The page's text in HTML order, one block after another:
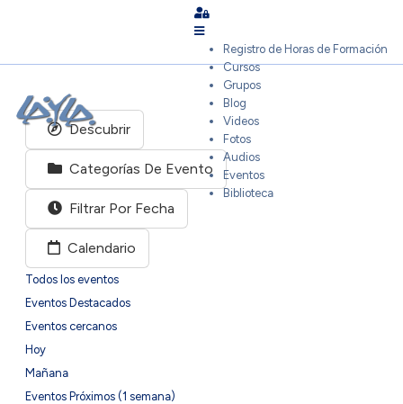
Sign In
Registro de Horas de Formación
Cursos
Grupos
Blog
Videos
Fotos
Audios
Eventos
Biblioteca
Descubrir
Categorías De Evento
Filtrar Por Fecha
Calendario
Todos los eventos
Eventos Destacados
Eventos cercanos
Hoy
Mañana
Eventos Próximos (1 semana)